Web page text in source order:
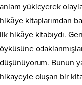
anlam yükleyerek
hikâye kitaplarımdan
ilk hikâye kitabıydı.
öyküsüne
düşünüyorum. Bunun
hikayeyle oluşan bir